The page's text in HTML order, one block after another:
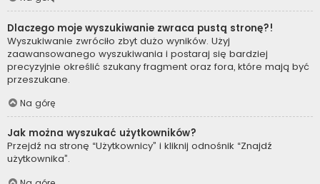
Dlaczego moje wyszukiwanie zwraca pustą stronę?!
Wyszukiwanie zwróciło zbyt dużo wyników. Użyj
zaawansowanego wyszukiwania i postaraj się bardziej
precyzyjnie określić szukany fragment oraz fora, które mają być
przeszukane.
Na górę
Jak można wyszukać użytkowników?
Przejdź na stronę “Użytkownicy” i kliknij odnośnik “Znajdź
użytkownika”.